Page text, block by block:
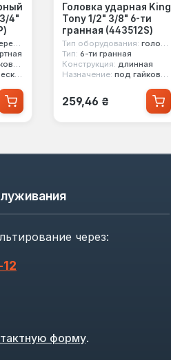
4"
Головка ударная King
Tony 1/2" 3/8" 6-ти
гранная (443512S)
Тип оборудования: головка ударная
Тип: 6-ти гранная
Конструкция: длинная
Назначение: под гайковерт
Обычная цена:
259,46 ₴
через:
форму.